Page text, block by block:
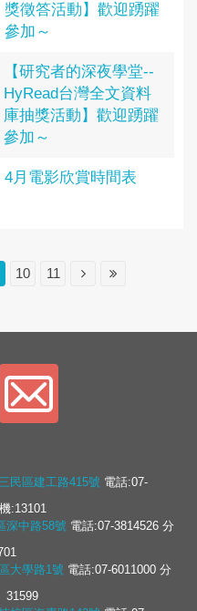
獎徵答活動】歡迎踴躍
參加～
【研究者的深夜學堂--
HyRead台灣全文資料
庫抽獎活動】歡迎踴躍
參加～
4月電影欣賞時間表
10 11
民區建工路415號電話:07-
:13101
深中路58號 電話:07-3814526 分
大學路1號電話:07-6011000 分
31599